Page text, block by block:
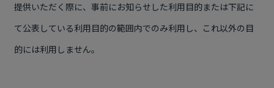
提供いただく際に、事前にお知らせした利用目的または下記に
て公表している利用目的の範囲内でのみ利用し、これ以外の目
的には利用しません。